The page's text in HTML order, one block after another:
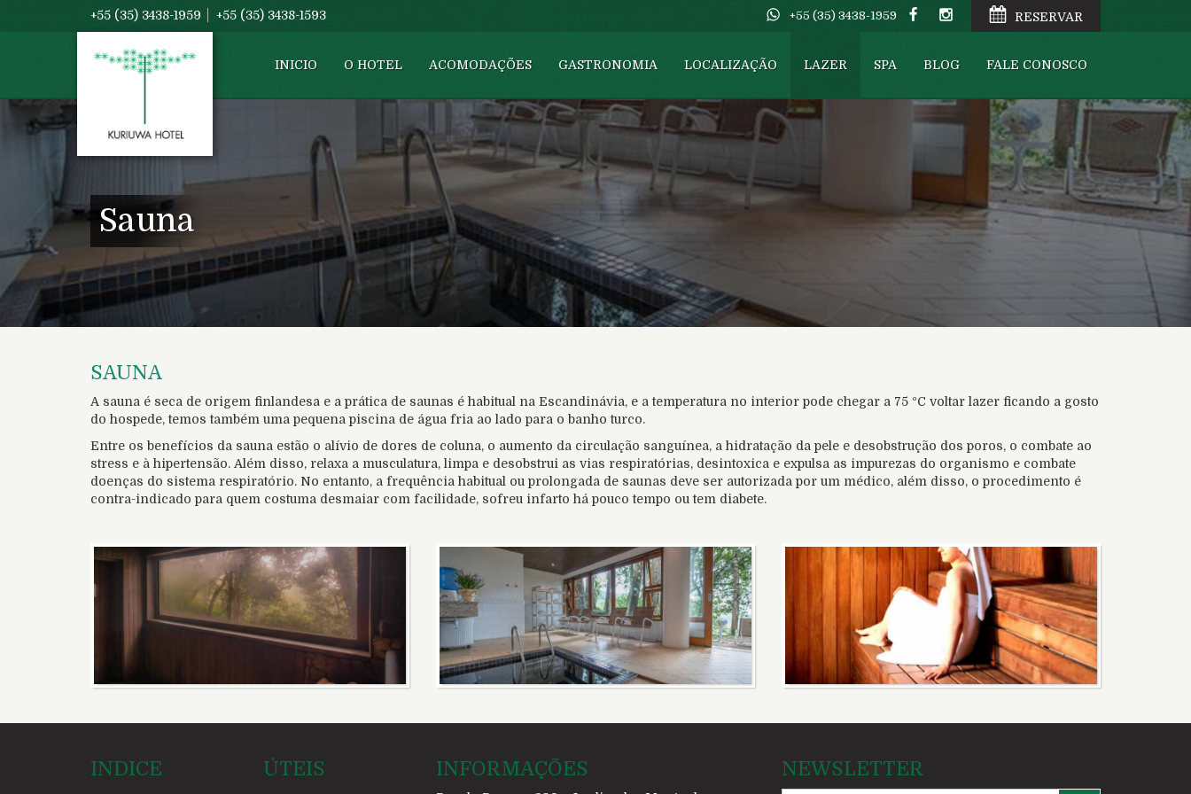
+55 (35) 3438-1959 +55 (35) 3438-1593 RESERVAR
+55 (35) 3438-1959
INICIO O HOTEL ACOMODAÇÕES GASTRONOMIA LOCALIZAÇÃO LAZER SPA BLOG FALE CONOSCO
Sauna
SAUNA
A sauna é seca de origem finlandesa e a prática de saunas é habitual na Escandinávia, e a temperatura no interior pode chegar a 75 ºC voltar lazer ficando a gosto
do hospede, temos também uma pequena piscina de água fria ao lado para o banho turco.
Entre os benefícios da sauna estão o alívio de dores de coluna, o aumento da circulação sanguínea, a hidratação da pele e desobstrução dos poros, o combate ao
stress e à hipertensão. Além disso, relaxa a musculatura, limpa e desobstrui as vias respiratórias, desintoxica e expulsa as impurezas do organismo e combate
doenças do sistema respiratório. No entanto, a frequência habitual ou prolongada de saunas deve ser autorizada por um médico, além disso, o procedimento é
contra-indicado para quem costuma desmaiar com facilidade, sofreu infarto há pouco tempo ou tem diabete.
INDICE ÚTEIS INFORMAÇÕES NEWSLETTER